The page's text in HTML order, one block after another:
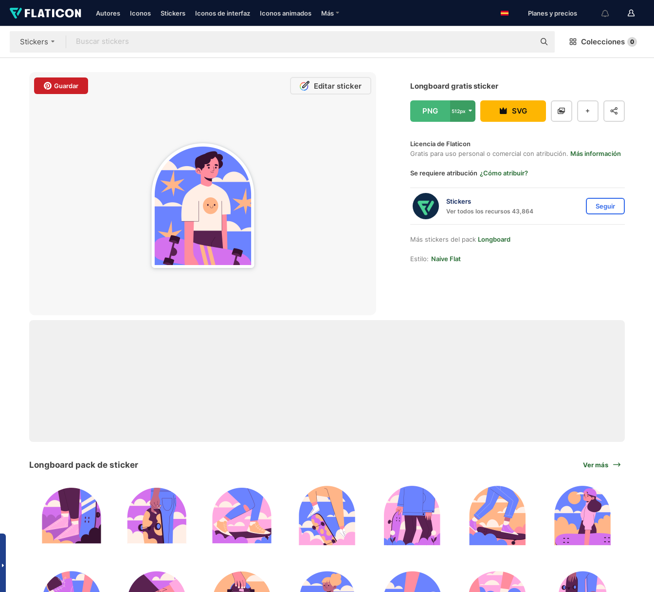
Autores Iconos Stickers Iconos de interfaz Iconos animados Más Planes y precios
Stickers Colecciones 0
Guardar Editar sticker Longboard gratis sticker
PNG 512px SVG
Licencia de Flaticon
Gratis para uso personal o comercial con atribución. Más información
Se requiere atribución ¿Cómo atribuir?
Stickers
Ver todos los recursos 43,864
Seguir
Más stickers del pack Longboard
Estilo: Naive Flat
Longboard pack de sticker Ver más